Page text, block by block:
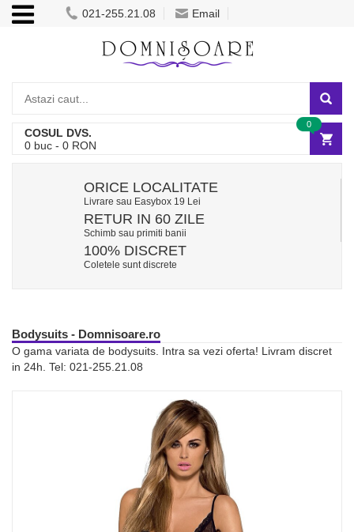
021-255.21.08 Email
COSUL DVS.
0 buc - 0 RON
0
ORICE LOCALITATE
Livrare sau Easybox 19 Lei
RETUR IN 60 ZILE
Schimb sau primiti banii
100% DISCRET
Coletele sunt discrete
Bodysuits - Domnisoare.ro
O gama variata de bodysuits. Intra sa vezi oferta! Livram discret
in 24h. Tel: 021-255.21.08